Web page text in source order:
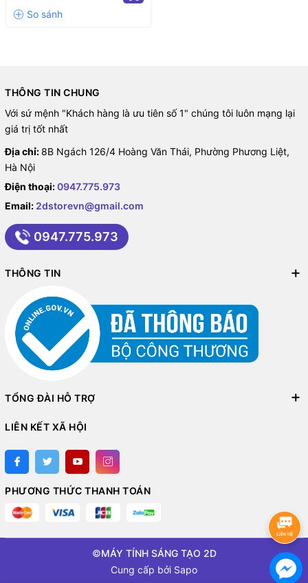
THÔNG TIN CHUNG
Với sứ mệnh "Khách hàng là ưu tiên số 1" chúng tôi luôn mạng lại
giá trị tốt nhất
Địa chỉ: 8B Ngách 126/4 Hoàng Văn Thái, Phường Phương Liệt,
Hà Nội
Điện thoại:0947.775.973
Email: 2dstorevn@gmail.com
0947.775.973
THÔNG TIN
TỔNG ĐÀI HỖ TRỢ
LIÊN KẾT XÃ HỘI
PHƯƠNG THỨC THANH TOÁN
©MÁY TÍNH SÁNG TẠO 2D
Cung cấp bởi Sapo